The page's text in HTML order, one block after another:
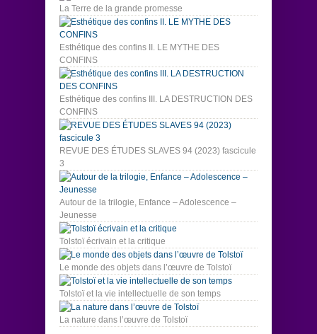
La Terre de la grande promesse
Esthétique des confins II. LE MYTHE DES
CONFINS
Esthétique des confins III. LA DESTRUCTION DES
CONFINS
REVUE DES ÉTUDES SLAVES 94 (2023) fascicule
3
Autour de la trilogie, Enfance – Adolescence –
Jeunesse
Tolstoï écrivain et la critique
Le monde des objets dans l’œuvre de Tolstoï
Tolstoï et la vie intellectuelle de son temps
La nature dans l’œuvre de Tolstoï